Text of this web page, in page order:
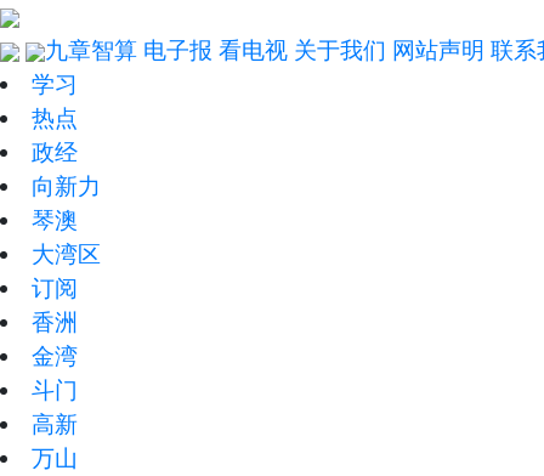
九章智算 电子报 看电视 关于我们 网站声明 联系
学习
热点
政经
向新力
琴澳
大湾区
订阅
香洲
金湾
斗门
高新
万山